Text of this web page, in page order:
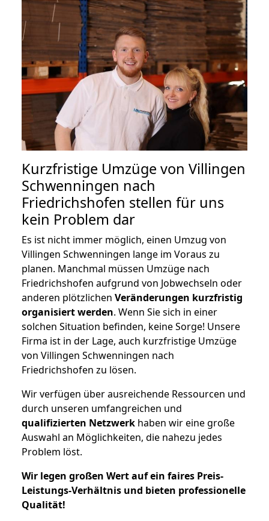
Kurzfristige Umzüge von Villingen
Schwenningen nach
Friedrichshofen stellen für uns
kein Problem dar
Es ist nicht immer möglich, einen Umzug von
Villingen Schwenningen lange im Voraus zu
planen. Manchmal müssen Umzüge nach
Friedrichshofen aufgrund von Jobwechseln oder
anderen plötzlichen Veränderungen kurzfristig
organisiert werden. Wenn Sie sich in einer
solchen Situation befinden, keine Sorge! Unsere
Firma ist in der Lage, auch kurzfristige Umzüge
von Villingen Schwenningen nach
Friedrichshofen zu lösen.
Wir verfügen über ausreichende Ressourcen und
durch unseren umfangreichen und
qualifizierten Netzwerk haben wir eine große
Auswahl an Möglichkeiten, die nahezu jedes
Problem löst.
Wir legen großen Wert auf ein faires Preis-
Leistungs-Verhältnis und bieten professionelle
Qualität!